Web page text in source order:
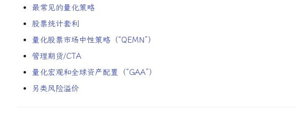
最常见的量化策略
股票统计套利
量化股票市场中性策略（“QEMN”）
管理期货/CTA
量化宏观和全球资产配置（“GAA”）
另类风险溢价